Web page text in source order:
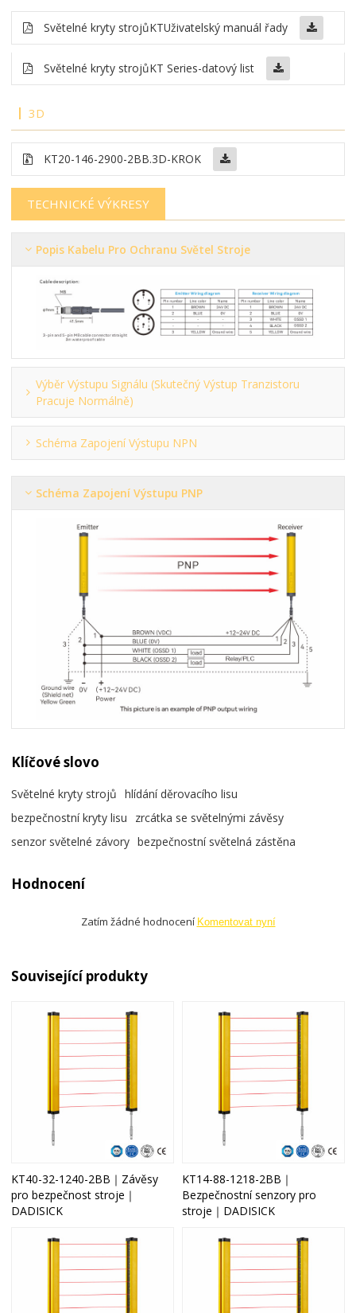
Světelné kryty strojůKTUživatelský manuál řady
Světelné kryty strojůKT Series-datový list
3D
KT20-146-2900-2BB.3D-KROK
TECHNICKÉ VÝKRESY
Popis Kabelu Pro Ochranu Světel Stroje
Výběr Výstupu Signálu (skutečný Výstup Tranzistoru
Pracuje Normálně)
Schéma Zapojení Výstupu NPN
Schéma Zapojení Výstupu PNP
Klíčové slovo
Světelné kryty strojů
hlídání děrovacího lisu
bezpečnostní kryty lisu
zrcátka se světelnými závěsy
senzor světelné závory bezpečnostní světelná zástěna
Hodnocení
Zatím žádné hodnocení Komentovat nyní
Související produkty
KT40-32-1240-2BB｜Závěsy
pro bezpečnost stroje｜
DADISICK
KT14-88-1218-2BB｜
Bezpečnostní senzory pro
stroje｜DADISICK